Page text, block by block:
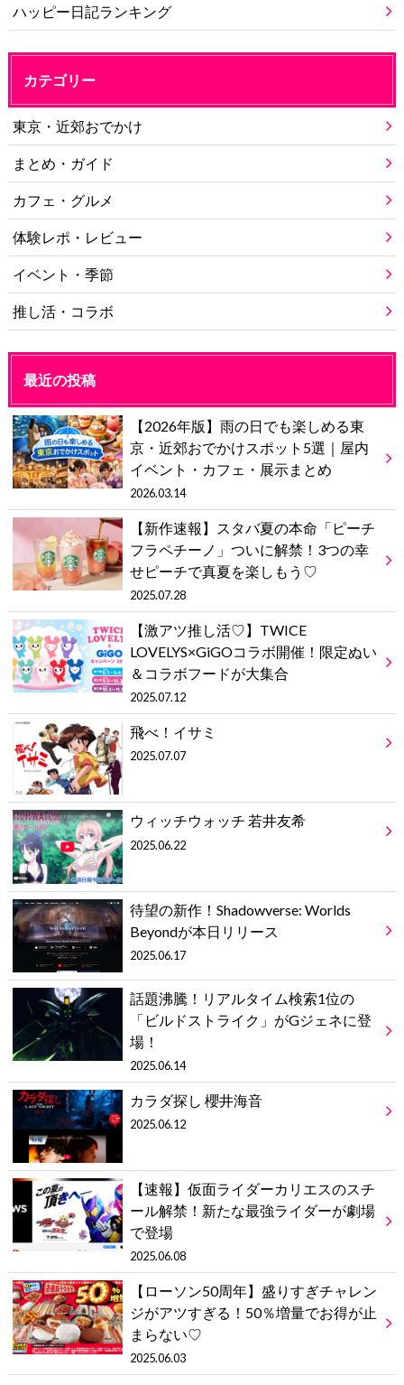
ハッピー日記ランキング
カテゴリー
東京・近郊おでかけ
まとめ・ガイド
カフェ・グルメ
体験レポ・レビュー
イベント・季節
推し活・コラボ
最近の投稿
【2026年版】雨の日でも楽しめる東
京・近郊おでかけスポット5選｜屋内
イベント・カフェ・展示まとめ
2026.03.14
【新作速報】スタバ夏の本命「ピーチ
フラペチーノ」ついに解禁！3つの幸
せピーチで真夏を楽しもう♡
2025.07.28
【激アツ推し活♡】TWICE
LOVELYS×GiGOコラボ開催！限定ぬい
＆コラボフードが大集合
2025.07.12
飛べ！イサミ
2025.07.07
ウィッチウォッチ 若井友希
2025.06.22
待望の新作！Shadowverse: Worlds
Beyondが本日リリース
2025.06.17
話題沸騰！リアルタイム検索1位の
「ビルドストライク」がGジェネに登
場！
2025.06.14
カラダ探し 櫻井海音
2025.06.12
【速報】仮面ライダーカリエスのスチ
ール解禁！新たな最強ライダーが劇場
で登場
2025.06.08
【ローソン50周年】盛りすぎチャレン
ジがアツすぎる！50％増量でお得が止
まらない♡
2025.06.03